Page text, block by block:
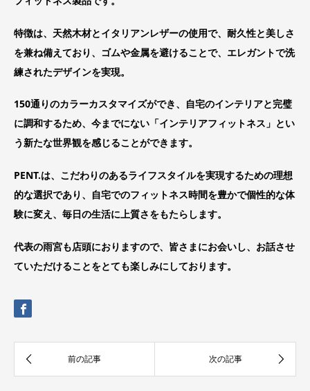
特徴は、天然木材とイタリアンレザーの使用で、耐久性と美しさ
を兼ね備えており、
ゴムや金属を避けることで、エレガントで洗
練されたデザインを実現。
150通りのカラーカスタマイズができ、自宅のインテリアと完璧
に調和するため、今までにない「インテリアフィットネス」とい
う新たな世界観を感じることができます。
PENT.は、こだわりのあるライフスタイルを実現するための理想
的な選択であり、自宅でのフィットネス時間を豊かで個性的な体
験に変え、毎日の生活に上質さをもたらします。
代表の雨宮も店頭におりますので、皆さまにお会いし、お話させ
ていただけることをとても楽しみにしております。